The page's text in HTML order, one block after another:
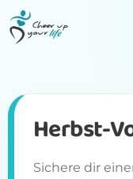
Herbst-
Sichere dir